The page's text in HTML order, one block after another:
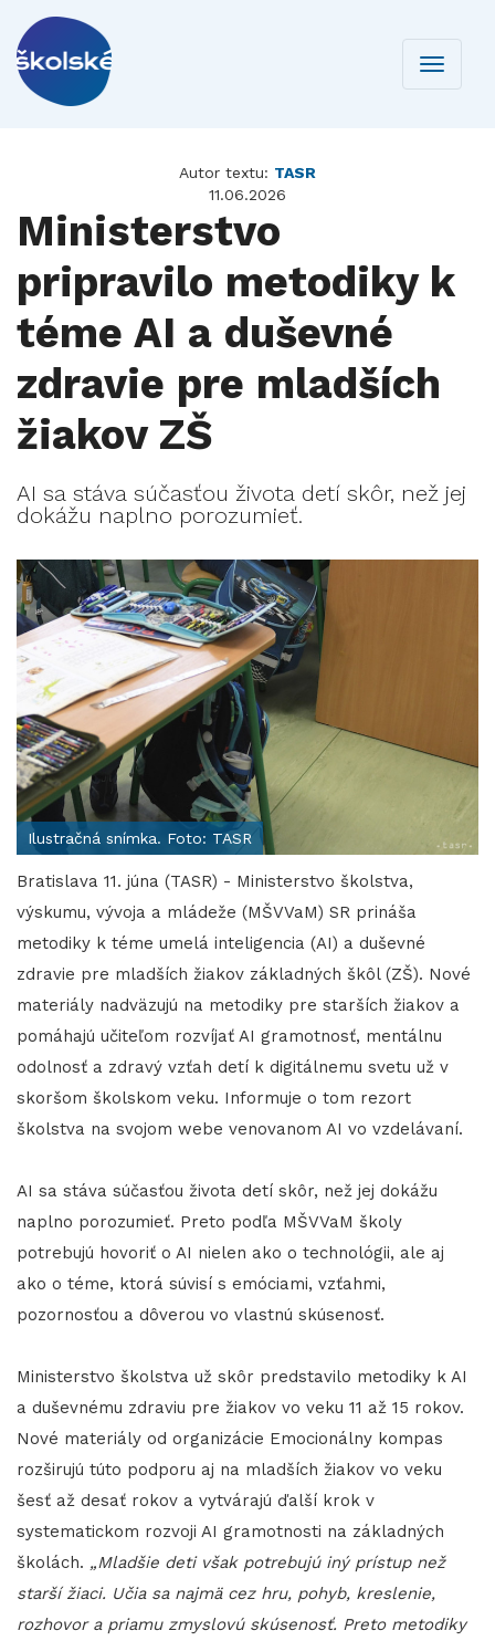
Toggle
Autor textu: TASR
11.06.2026
Ministerstvo
pripravilo metodiky k
téme AI a duševné
zdravie pre mladších
žiakov ZŠ
AI sa stáva súčasťou života detí skôr, než jej
dokážu naplno porozumieť.
Ilustračná snímka. Foto: TASR
Bratislava 11. júna (TASR) - Ministerstvo školstva,
výskumu, vývoja a mládeže (MŠVVaM) SR prináša
metodiky k téme umelá inteligencia (AI) a duševné
zdravie pre mladších žiakov základných škôl (ZŠ). Nové
materiály nadväzujú na metodiky pre starších žiakov a
pomáhajú učiteľom rozvíjať AI gramotnosť, mentálnu
odolnosť a zdravý vzťah detí k digitálnemu svetu už v
skoršom školskom veku. Informuje o tom rezort
školstva na svojom webe venovanom AI vo vzdelávaní.
AI sa stáva súčasťou života detí skôr, než jej dokážu
naplno porozumieť. Preto podľa MŠVVaM školy
potrebujú hovoriť o AI nielen ako o technológii, ale aj
ako o téme, ktorá súvisí s emóciami, vzťahmi,
pozornosťou a dôverou vo vlastnú skúsenosť.
Ministerstvo školstva už skôr predstavilo metodiky k AI
a duševnému zdraviu pre žiakov vo veku 11 až 15 rokov.
Nové materiály od organizácie Emocionálny kompas
rozširujú túto podporu aj na mladších žiakov vo veku
šesť až desať rokov a vytvárajú ďalší krok v
systematickom rozvoji AI gramotnosti na základných
školách. „Mladšie deti však potrebujú iný prístup než
starší žiaci. Učia sa najmä cez hru, pohyb, kreslenie,
rozhovor a priamu zmyslovú skúsenosť. Preto metodiky